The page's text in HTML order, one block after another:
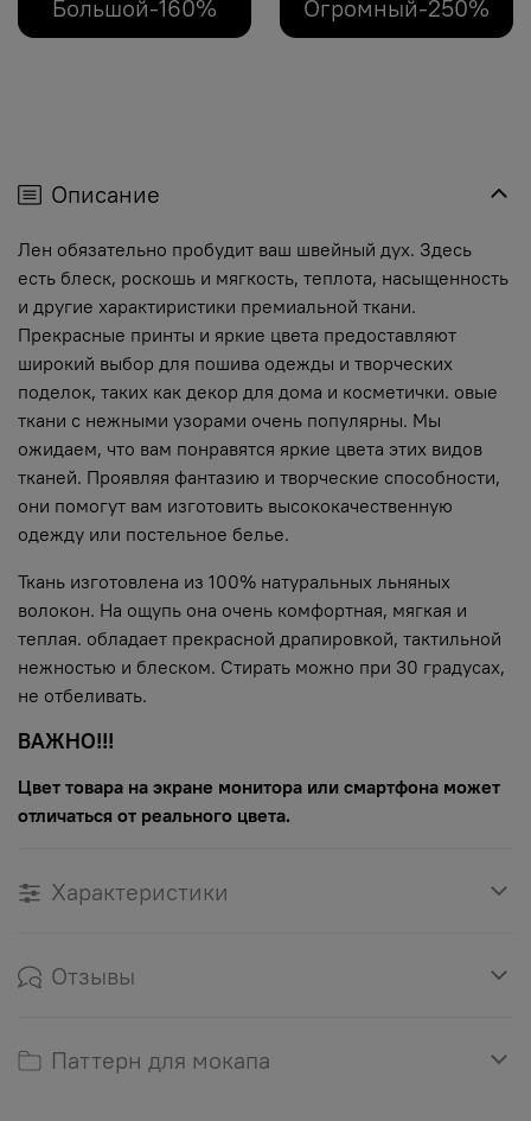
Большой-160% Огромный-250%
Описание
Лен обязательно пробудит ваш швейный дух. Здесь
есть блеск, роскошь и мягкость, теплота, насыщенность
и другие характиристики премиальной ткани.
Прекрасные принты и яркие цвета предоставляют
широкий выбор для пошива одежды и творческих
поделок, таких как декор для дома и косметички. овые
ткани с нежными узорами очень популярны. Мы
ожидаем, что вам понравятся яркие цвета этих видов
тканей. Проявляя фантазию и творческие способности,
они помогут вам изготовить высококачественную
одежду или постельное белье.
Ткань изготовлена из 100% натуральных льняных
волокон. На ощупь она очень комфортная, мягкая и
теплая. обладает прекрасной драпировкой, тактильной
нежностью и блеском. Стирать можно при 30 градусах,
не отбеливать.
ВАЖНО!!!
Цвет товара на экране монитора или смартфона может
отличаться от реального цвета.
Характеристики
Отзывы
Паттерн для мокапа